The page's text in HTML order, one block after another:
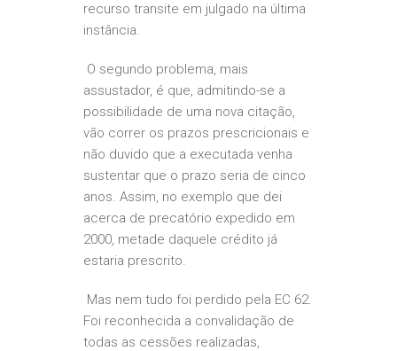
recurso transite em julgado na última
instância.
O segundo problema, mais
assustador, é que, admitindo-se a
possibilidade de uma nova citação,
vão correr os prazos prescricionais e
não duvido que a executada venha
sustentar que o prazo seria de cinco
anos. Assim, no exemplo que dei
acerca de precatório expedido em
2000, metade daquele crédito já
estaria prescrito.
Mas nem tudo foi perdido pela EC 62.
Foi reconhecida a convalidação de
todas as cessões realizadas,